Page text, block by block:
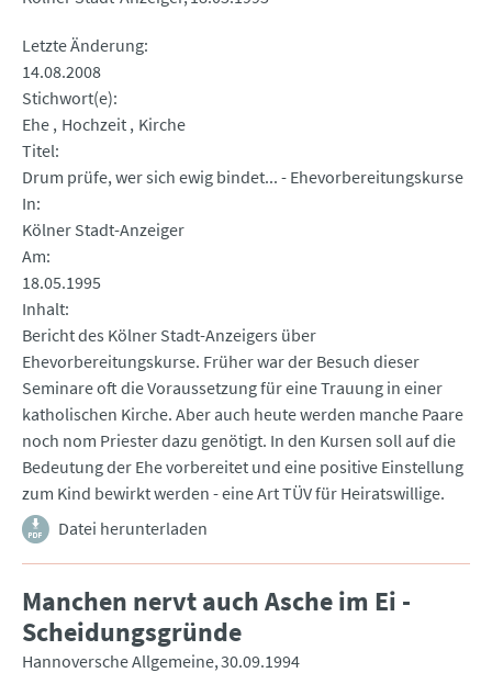
Letzte Änderung
14.08.2008
Stichwort(e)
Ehe Hochzeit Kirche
Titel
Drum prüfe, wer sich ewig bindet... - Ehevorbereitungskurse
In
Kölner Stadt-Anzeiger
Am
18.05.1995
Inhalt
Bericht des Kölner Stadt-Anzeigers über
Ehevorbereitungskurse. Früher war der Besuch dieser
Seminare oft die Voraussetzung für eine Trauung in einer
katholischen Kirche. Aber auch heute werden manche Paare
noch nom Priester dazu genötigt. In den Kursen soll auf die
Bedeutung der Ehe vorbereitet und eine positive Einstellung
zum Kind bewirkt werden - eine Art TÜV für Heiratswillige.
Datei herunterladen
Manchen nervt auch Asche im Ei -
Scheidungsgründe
Hannoversche Allgemeine 30.09.1994